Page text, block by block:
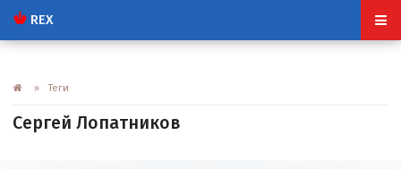
REX
» Теги
Сергей Лопатников